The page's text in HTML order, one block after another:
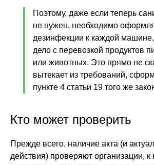
Поэтому, даже если теперь
не нужен, необходимо
дезинфекции к каждой
дело с перевозкой продуктов
или животных. Это прямо не
вытекает из требований,
пункте 4 статьи 19 того же
Кто может проверить
Прежде всего, наличие акта (и
действия) проверяют организации, к